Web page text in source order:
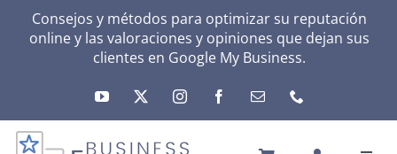
Consejos y métodos para optimizar su reputación
online y las valoraciones y opiniones que dejan sus
clientes en Google My Business.